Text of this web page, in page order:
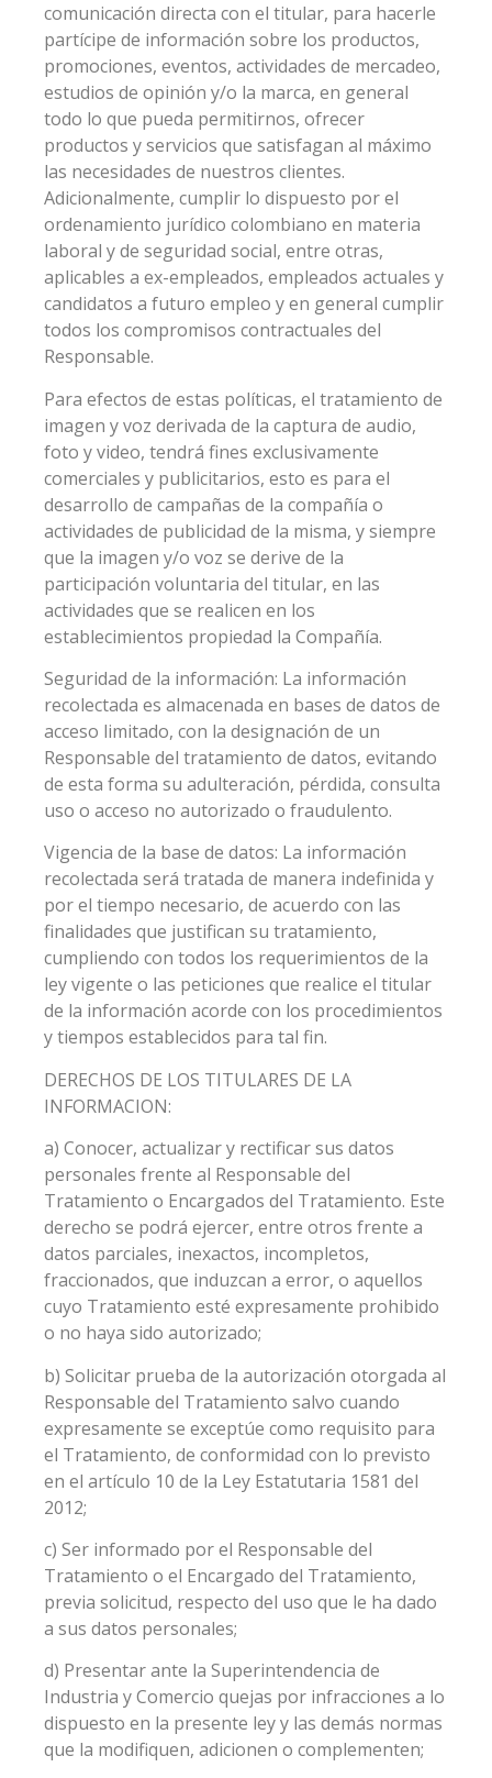
comunicación directa con el titular, para hacerle
partícipe de información sobre los productos,
promociones, eventos, actividades de mercadeo,
estudios de opinión y/o la marca, en general
todo lo que pueda permitirnos, ofrecer
productos y servicios que satisfagan al máximo
las necesidades de nuestros clientes.
Adicionalmente, cumplir lo dispuesto por el
ordenamiento jurídico colombiano en materia
laboral y de seguridad social, entre otras,
aplicables a ex-empleados, empleados actuales y
candidatos a futuro empleo y en general cumplir
todos los compromisos contractuales del
Responsable.
Para efectos de estas políticas, el tratamiento de
imagen y voz derivada de la captura de audio,
foto y video, tendrá fines exclusivamente
comerciales y publicitarios, esto es para el
desarrollo de campañas de la compañía o
actividades de publicidad de la misma, y siempre
que la imagen y/o voz se derive de la
participación voluntaria del titular, en las
actividades que se realicen en los
establecimientos propiedad la Compañía.
Seguridad de la información: La información
recolectada es almacenada en bases de datos de
acceso limitado, con la designación de un
Responsable del tratamiento de datos, evitando
de esta forma su adulteración, pérdida, consulta
uso o acceso no autorizado o fraudulento.
Vigencia de la base de datos: La información
recolectada será tratada de manera indefinida y
por el tiempo necesario, de acuerdo con las
finalidades que justifican su tratamiento,
cumpliendo con todos los requerimientos de la
ley vigente o las peticiones que realice el titular
de la información acorde con los procedimientos
y tiempos establecidos para tal fin.
DERECHOS DE LOS TITULARES DE LA
INFORMACION:
a) Conocer, actualizar y rectificar sus datos
personales frente al Responsable del
Tratamiento o Encargados del Tratamiento. Este
derecho se podrá ejercer, entre otros frente a
datos parciales, inexactos, incompletos,
fraccionados, que induzcan a error, o aquellos
cuyo Tratamiento esté expresamente prohibido
o no haya sido autorizado;
b) Solicitar prueba de la autorización otorgada al
Responsable del Tratamiento salvo cuando
expresamente se exceptúe como requisito para
el Tratamiento, de conformidad con lo previsto
en el artículo 10 de la Ley Estatutaria 1581 del
2012;
c) Ser informado por el Responsable del
Tratamiento o el Encargado del Tratamiento,
previa solicitud, respecto del uso que le ha dado
a sus datos personales;
d) Presentar ante la Superintendencia de
Industria y Comercio quejas por infracciones a lo
dispuesto en la presente ley y las demás normas
que la modifiquen, adicionen o complementen;